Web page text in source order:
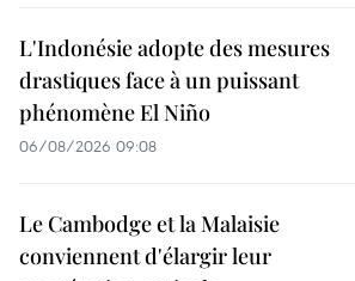
L'Indonésie adopte des mesures
drastiques face à un puissant
phénomène El Niño
06/08/2026 09:08
Le Cambodge et la Malaisie
conviennent d'élargir leur